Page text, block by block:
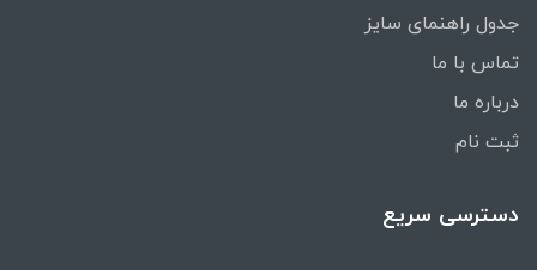
جدول راهنمای سایز
تماس با ما
درباره ما
ثبت نام
دسترسی سریع